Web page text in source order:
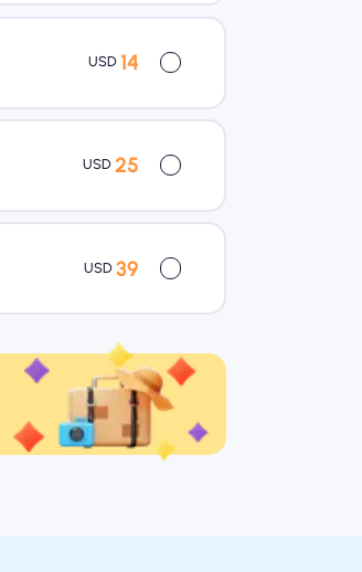
USD 14
USD 25
USD 39